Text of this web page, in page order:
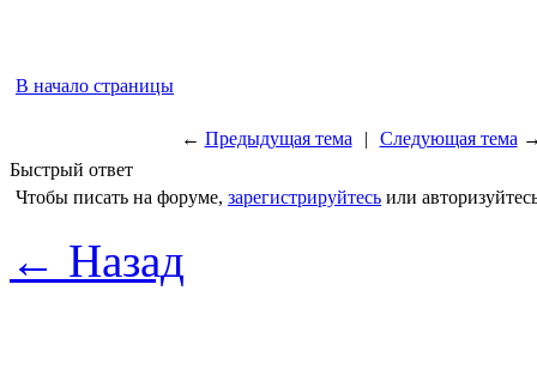
В начало страницы
← Предыдущая тема | Следующая тема
Быстрый ответ
Чтобы писать на форуме, зарегистрируйтесь или
← Назад